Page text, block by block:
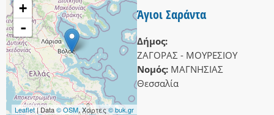
+
-
Leaflet| Data© OSM, Χάρτες © buk.gr
Άγιοι Σαράντα
Δήμος:
ΖΑΓΟΡΑΣ - ΜΟΥΡΕΣΙΟΥ
Νομός: ΜΑΓΝΗΣΙΑΣ
Θεσσαλία